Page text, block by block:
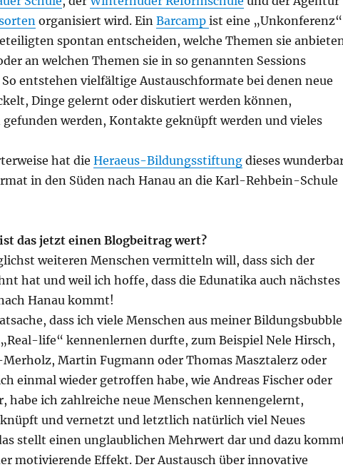
organisiert wird. Ein Barcamp ist eine „Unkonferenz“
spontan entscheiden, welche Themen sie
an welchen Themen sie in so genannten Sessions
entstehen vielfältige Austauschformate bei denen neue
Dinge gelernt oder diskutiert werden können,
werden, Kontakte geknüpft werden und vieles
hat die Heraeus-Bildungsstiftungdieses
in den Süden nach Hanau an die Karl-Rehbein-Schule
das jetzt einen Blogbeitrag wert?
weiteren Menschen vermitteln will, dass sich der
hat und weil ich hoffe, dass die Edunatika auch nächstes
Hanau kommt!
dass ich viele Menschen aus meiner Bildungsbubble
life“ kennenlernen durfte, zum Beispiel Nele Hirsch,
Martin Fugmann oder Thomas Masztalerz oder
einmal wieder getroffen habe, wie Andreas Fischer oder
habe ich zahlreiche neue Menschen kennengelernt,
und vernetzt und letztlich natürlich viel Neues
stellt einen unglaublichen Mehrwert dar und dazu
motivierende Effekt. Der Austausch über innovative